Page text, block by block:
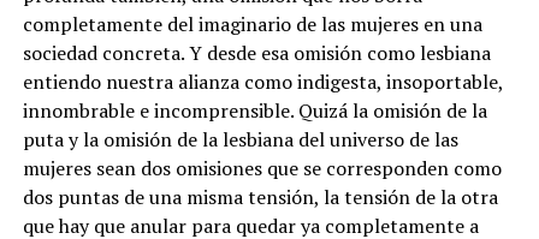
completamente del imaginario de las mujeres en una
sociedad concreta. Y desde esa omisión como lesbiana
entiendo nuestra alianza como indigesta, insoportable,
innombrable e incomprensible. Quizá la omisión de la
puta y la omisión de la lesbiana del universo de las
mujeres sean dos omisiones que se corresponden como
dos puntas de una misma tensión, la tensión de la otra
que hay que anular para quedar ya completamente a